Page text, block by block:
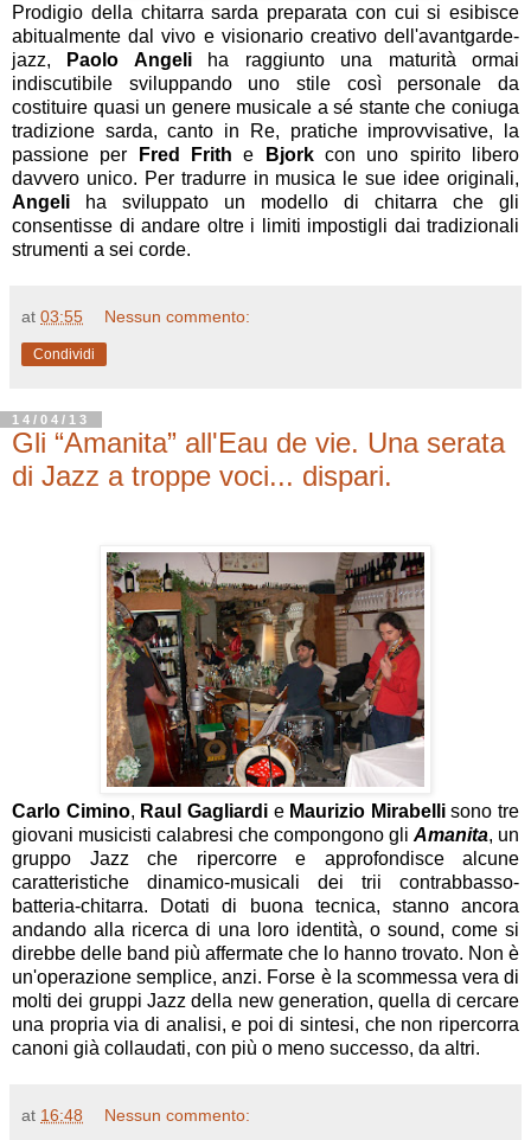
Prodigio della chitarra sarda preparata con cui si esibisce
abitualmente dal vivo e visionario creativo dell'avantgarde-
jazz,
Paolo Angeliha raggiunto una maturità ormai
indiscutibile sviluppando uno stile così personale da
costituire quasi un genere musicale a sé stante che coniuga
tradizione sarda, canto in Re, pratiche improvvisative, la
passione per
Fred Frith e Bjorkcon uno spirito libero
davvero unico. Per tradurre in musica le sue idee originali,
Angeli
ha sviluppato un modello di chitarra che gli
consentisse di andare oltre i limiti impostigli dai tradizionali
strumenti a sei corde.
at 03:55 Nessun commento:
Condividi
14/04/13
Gli “Amanita” all'Eau de vie. Una serata
di Jazz a troppe voci... dispari.
Carlo Cimino, Raul Gagliardie Maurizio Mirabellisono tre
giovani musicisti calabresi che compongono gli Amanita, un
gruppo Jazz che ripercorre e approfondisce alcune
caratteristiche dinamico-musicali dei trii contrabbasso-
batteria-chitarra. Dotati di buona tecnica, stanno ancora
andando alla ricerca di una loro identità, o sound, come si
direbbe delle band più affermate che lo hanno trovato. Non è
un'operazione semplice, anzi. Forse è la scommessa vera di
molti dei gruppi Jazz della new generation, quella di cercare
una propria via di analisi, e poi di sintesi, che non ripercorra
canoni già collaudati, con più o meno successo, da altri.
at 16:48 Nessun commento: